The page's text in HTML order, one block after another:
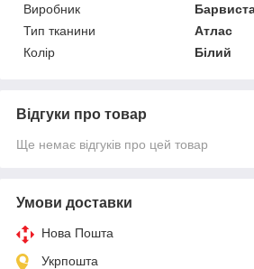
Виробник
Тип тканини
Атлас
Колір
Білий
Відгуки про товар
Ще немає відгуків про цей товар
Умови доставки
Нова Пошта
Укрпошта